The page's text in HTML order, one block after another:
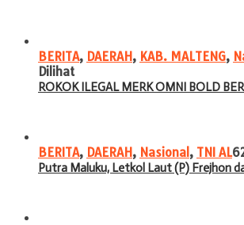
BERITA, DAERAH , KAB. MALTENG,
Dilihat
ROKOK ILEGAL MERK OMNI BOLD
BERITA, DAERAH , Nasional , TNI AL
Putra Maluku, Letkol Laut (P) Frejhon